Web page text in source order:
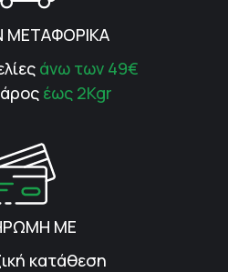
ΜΕΤΑΦΟΡΙΚΑ
άνω των 49€
έως 2Kgr
ΜΕ
κατάθεση